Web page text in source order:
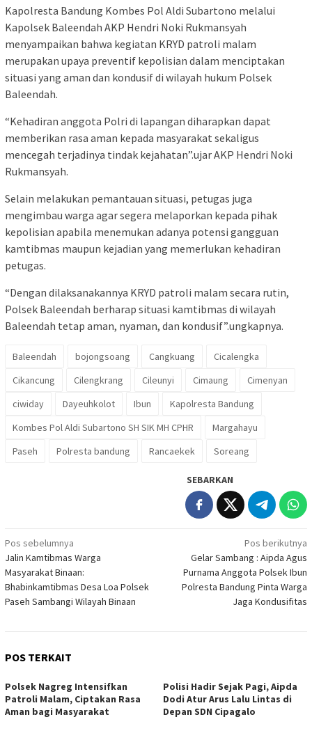
Kapolresta Bandung Kombes Pol Aldi Subartono melalui
Kapolsek Baleendah AKP Hendri Noki Rukmansyah
menyampaikan bahwa kegiatan KRYD patroli malam
merupakan upaya preventif kepolisian dalam menciptakan
situasi yang aman dan kondusif di wilayah hukum Polsek
Baleendah.
“Kehadiran anggota Polri di lapangan diharapkan dapat
memberikan rasa aman kepada masyarakat sekaligus
mencegah terjadinya tindak kejahatan”.ujar AKP Hendri Noki
Rukmansyah.
Selain melakukan pemantauan situasi, petugas juga
mengimbau warga agar segera melaporkan kepada pihak
kepolisian apabila menemukan adanya potensi gangguan
kamtibmas maupun kejadian yang memerlukan kehadiran
petugas.
“Dengan dilaksanakannya KRYD patroli malam secara rutin,
Polsek Baleendah berharap situasi kamtibmas di wilayah
Baleendah tetap aman, nyaman, dan kondusif”.ungkapnya.
Baleendah bojongsoang Cangkuang
Cicalengka
Cikancung
Cilengkrang Cileunyi Cimaung
Cimenyan
ciwiday
Dayeuhkolot Ibun
Kapolresta Bandung
Kombes Pol Aldi Subartono SH SIK MH CPHR
Margahayu
Paseh
Polresta bandung Rancaekek Soreang
SEBARKAN
Navigasi
pos
Pos sebelumnya
Jalin Kamtibmas Warga
Masyarakat Binaan:
Bhabinkamtibmas Desa Loa Polsek
Paseh Sambangi Wilayah Binaan
Pos berikutnya
Gelar Sambang : Aipda Agus
Purnama Anggota Polsek Ibun
Polresta Bandung Pinta Warga
Jaga Kondusifitas
POS TERKAIT
Polsek Nagreg Intensifkan
Patroli Malam, Ciptakan Rasa
Aman bagi Masyarakat
Polisi Hadir Sejak Pagi, Aipda
Dodi Atur Arus Lalu Lintas di
Depan SDN Cipagalo